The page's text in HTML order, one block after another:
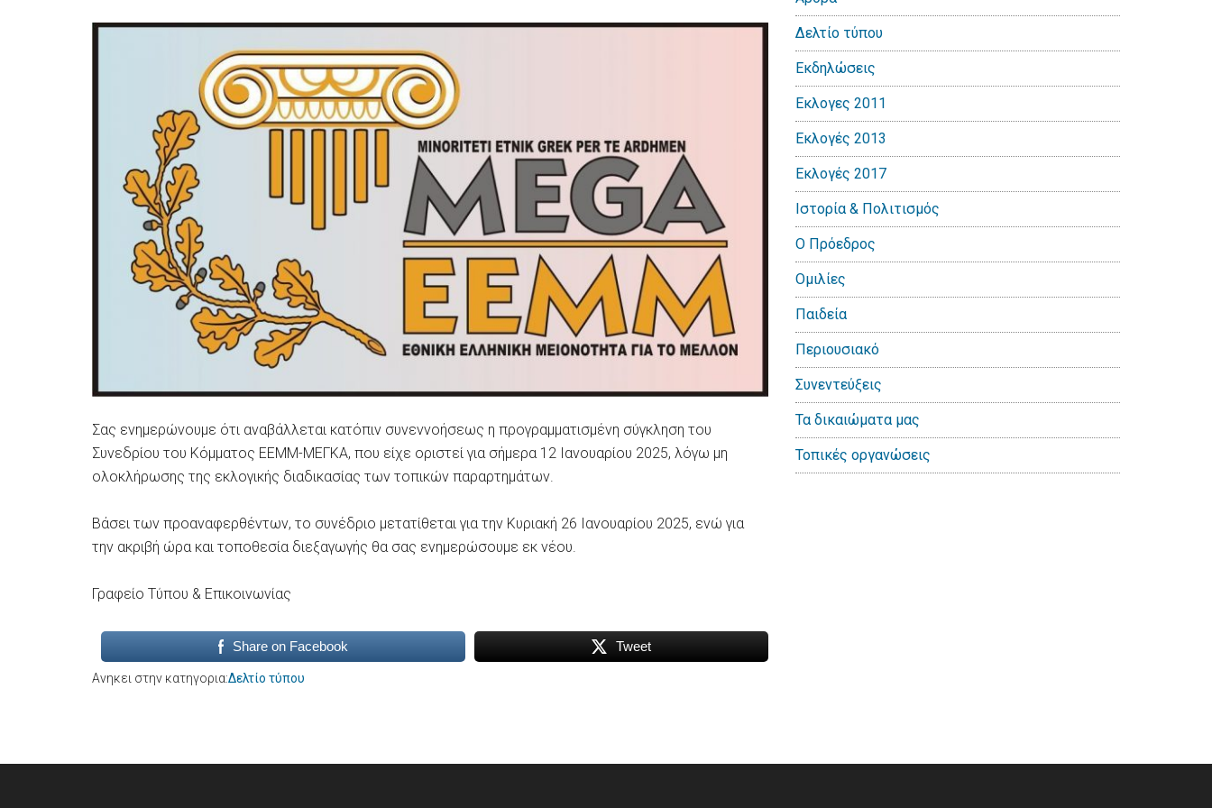
Σας ενημερώνουμε ότι αναβάλλεται κατόπιν συνεννοήσεως η προγραμματισμένη σύγκληση του
Συνεδρίου του Κόμματος ΕΕΜΜ-ΜΕΓΚΑ, που είχε οριστεί για σήμερα 12 Ιανουαρίου 2025, λόγω μη
ολοκλήρωσης της εκλογικής διαδικασίας των τοπικών παραρτημάτων.
Βάσει των προαναφερθέντων, το συνέδριο μετατίθεται για την Κυριακή 26 Ιανουαρίου 2025, ενώ για
την ακριβή ώρα και τοποθεσία διεξαγωγής θα σας ενημερώσουμε εκ νέου.
Γραφείο Τύπου & Επικοινωνίας
Share on Facebook Tweet
Ανηκει στην κατηγορια:Δελτίο τύπου
Δελτίο τύπου
Εκδηλώσεις
Εκλογες 2011
Εκλογές 2013
Εκλογές 2017
Ιστορία & Πολιτισμός
Ο Πρόεδρος
Ομιλίες
Παιδεία
Περιουσιακό
Συνεντεύξεις
Τα δικαιώματα μας
Τοπικές οργανώσεις